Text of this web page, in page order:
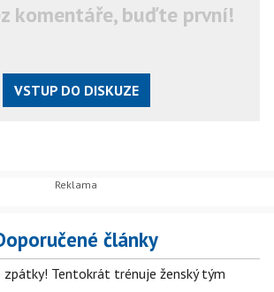
komentáře, buďte první!
VSTUP DO DISKUZE
články
zpátky! Tentokrát trénuje ženský tým